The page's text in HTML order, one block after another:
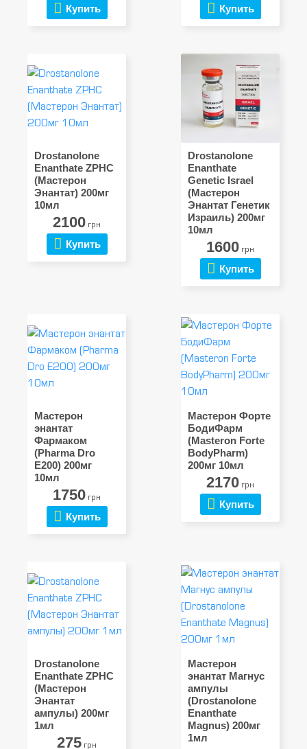
Купить Купить
Drostanolone
Enanthate ZPHC
(Мастерон
Энантат) 200мг
10мл
2100 грн
Купить
Drostanolone
Enanthate
Genetic Israel
(Мастерон
Энантат Генетик
Израиль) 200мг
10мл
1600 грн
Купить
Мастерон
энантат
Фармаком
(Pharma Dro
E200) 200мг
10мл
1750 грн
Купить
Мастерон Форте
БодиФарм
(Masteron Forte
BodyPharm)
200мг 10мл
2170 грн
Купить
Drostanolone
Enanthate ZPHC
(Мастерон
Энантат
ампулы) 200мг
1мл
275 грн
Мастерон
энантат Магнус
ампулы
(Drostanolone
Enanthate
Magnus) 200мг
1мл